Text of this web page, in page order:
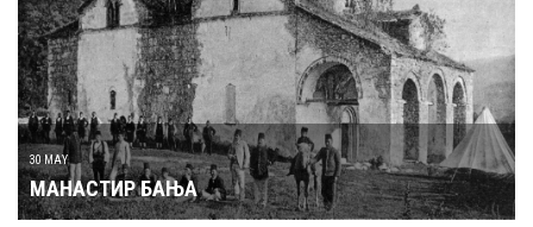
30 MAY
МАНАСТИР БАЊА